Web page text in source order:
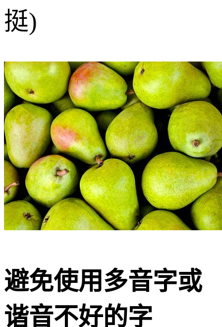
挺)
避免使用多音字或
谐音不好的字